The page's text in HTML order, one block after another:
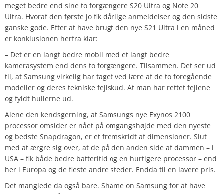
meget bedre end sine to forgængere S20 Ultra og Note 20
Ultra. Hvoraf den første jo fik dårlige anmeldelser og den sidste
ganske gode. Efter at have brugt den nye S21 Ultra i en måned
er konklusionen herfra klar:
– Det er en langt bedre mobil med et langt bedre
kamerasystem end dens to forgængere. Tilsammen. Det ser ud
til, at Samsung virkelig har taget ved lære af de to foregående
modeller og deres tekniske fejlskud. At man har rettet fejlene
og fyldt hullerne ud.
Alene den kendsgerning, at Samsungs nye Exynos 2100
processor omsider er nået på omgangshøjde med den nyeste
og bedste Snapdragon, er et fremskridt af dimensioner. Slut
med at ærgre sig over, at de på den anden side af dammen – i
USA – fik både bedre batteritid og en hurtigere processor – end
her i Europa og de fleste andre steder. Endda til en lavere pris.
Det manglede da også bare. Shame on Samsung for at have